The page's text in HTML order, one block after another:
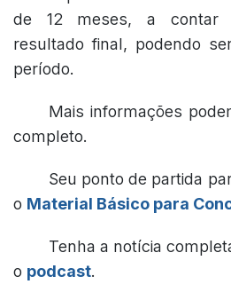
de 12 meses, a contar
resultado final, podendo
período.
Mais informações
completo.
Seu ponto de partida
o Material Básico para
Tenha a notícia
o podcast.